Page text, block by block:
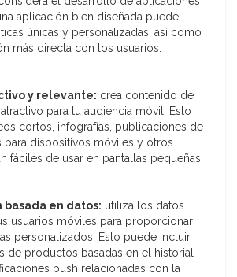
aplicación bien diseñada puede
únicas y personalizadas, así como
más directa con los usuarios.
y relevante: crea contenido de
para tu audiencia móvil. Esto
cortos, infografías, publicaciones de
para dispositivos móviles y otros
fáciles de usar en pantallas pequeñas.
basada en datos: utiliza los datos
usuarios móviles para proporcionar
personalizados. Esto puede incluir
de productos basadas en el historial
push relacionadas con la